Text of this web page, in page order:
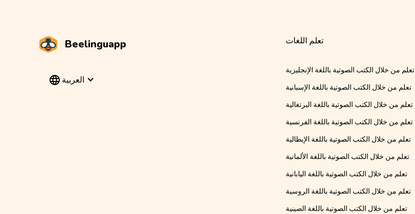
Beelinguapp
العربية
تعلم اللغات
تعلم من خلال الكتب الصوتية باللغة الإنجليزية
تعلم من خلال الكتب الصوتية باللغة الإسبانية
تعلم من خلال الكتب الصوتية باللغة البرتغالية
تعلم من خلال الكتب الصوتية باللغة الفرنسية
تعلم من خلال الكتب الصوتية باللغة الإيطالية
تعلم من خلال الكتب الصوتية باللغة الألمانية
تعلم من خلال الكتب الصوتية باللغة اليابانية
تعلم من خلال الكتب الصوتية باللغة الروسية
تعلم من خلال الكتب الصوتية باللغة الصينية